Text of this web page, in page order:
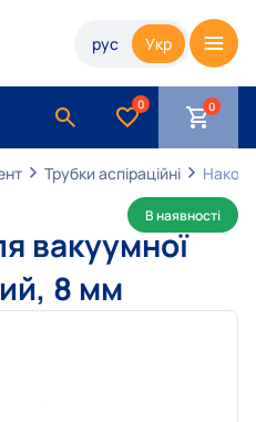
рус Укр
0
Трубки аспіраційні
В наявності
вакуумної
8 мм